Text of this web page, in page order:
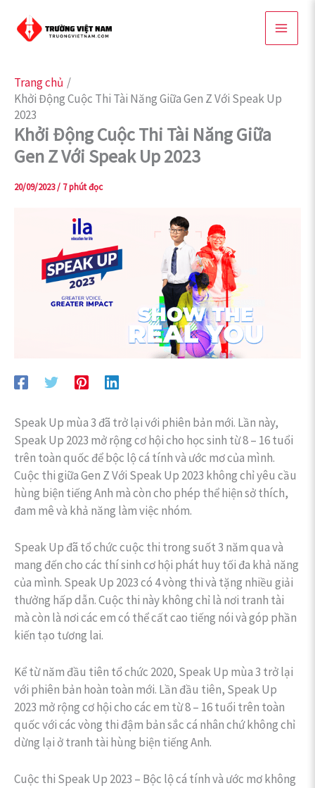
Trang chủ
Khởi Động Cuộc Thi Tài Năng Giữa Gen Z Với Speak Up
2023
Khởi Động Cuộc Thi Tài Năng Giữa
Gen Z Với Speak Up 2023
20/09/2023/ 7 phút đọc
Speak Up mùa 3 đã trở lại với phiên bản mới. Lần này,
Speak Up 2023 mở rộng cơ hội cho học sinh từ 8 – 16 tuổi
trên toàn quốc để bộc lộ cá tính và ước mơ của mình.
Cuộc thi giữa Gen Z Với Speak Up 2023 không chỉ yêu cầu
hùng biện tiếng Anh mà còn cho phép thể hiện sở thích,
đam mê và khả năng làm việc nhóm.
Speak Up đã tổ chức cuộc thi trong suốt 3 năm qua và
mang đến cho các thí sinh cơ hội phát huy tối đa khả năng
của mình. Speak Up 2023 có 4 vòng thi và tặng nhiều giải
thưởng hấp dẫn. Cuộc thi này không chỉ là nơi tranh tài
mà còn là nơi các em có thể cất cao tiếng nói và góp phần
kiến tạo tương lai.
Kể từ năm đầu tiên tổ chức 2020, Speak Up mùa 3 trở lại
với phiên bản hoàn toàn mới. Lần đầu tiên, Speak Up
2023 mở rộng cơ hội cho các em từ 8 – 16 tuổi trên toàn
quốc với các vòng thi đậm bản sắc cá nhân chứ không chỉ
dừng lại ở tranh tài hùng biện tiếng Anh.
Cuộc thi Speak Up 2023 – Bộc lộ cá tính và ước mơ không